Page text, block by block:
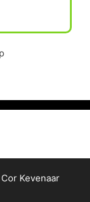
Kevenaar